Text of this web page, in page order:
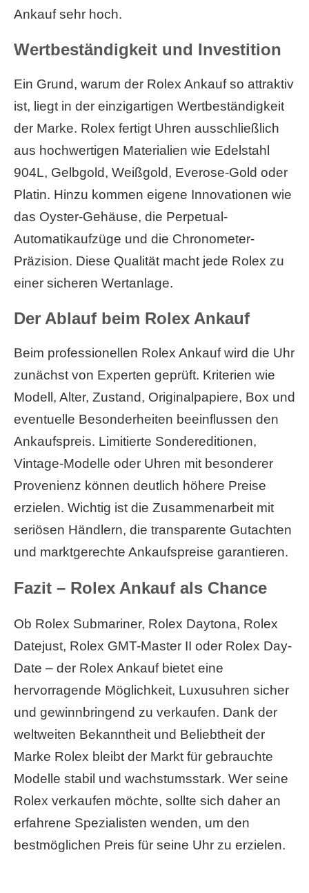
Ankauf sehr hoch.
Wertbeständigkeit und Investition
Ein Grund, warum der Rolex Ankauf so attraktiv
ist, liegt in der einzigartigen Wertbeständigkeit
der Marke. Rolex fertigt Uhren ausschließlich
aus hochwertigen Materialien wie Edelstahl
904L, Gelbgold, Weißgold, Everose-Gold oder
Platin. Hinzu kommen eigene Innovationen wie
das Oyster-Gehäuse, die Perpetual-
Automatikaufzüge und die Chronometer-
Präzision. Diese Qualität macht jede Rolex zu
einer sicheren Wertanlage.
Der Ablauf beim Rolex Ankauf
Beim professionellen Rolex Ankauf wird die Uhr
zunächst von Experten geprüft. Kriterien wie
Modell, Alter, Zustand, Originalpapiere, Box und
eventuelle Besonderheiten beeinflussen den
Ankaufspreis. Limitierte Sondereditionen,
Vintage-Modelle oder Uhren mit besonderer
Provenienz können deutlich höhere Preise
erzielen. Wichtig ist die Zusammenarbeit mit
seriösen Händlern, die transparente Gutachten
und marktgerechte Ankaufspreise garantieren.
Fazit – Rolex Ankauf als Chance
Ob Rolex Submariner, Rolex Daytona, Rolex
Datejust, Rolex GMT-Master II oder Rolex Day-
Date – der Rolex Ankauf bietet eine
hervorragende Möglichkeit, Luxusuhren sicher
und gewinnbringend zu verkaufen. Dank der
weltweiten Bekanntheit und Beliebtheit der
Marke Rolex bleibt der Markt für gebrauchte
Modelle stabil und wachstumsstark. Wer seine
Rolex verkaufen möchte, sollte sich daher an
erfahrene Spezialisten wenden, um den
bestmöglichen Preis für seine Uhr zu erzielen.